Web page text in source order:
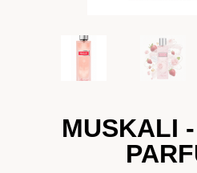
MUSKALI